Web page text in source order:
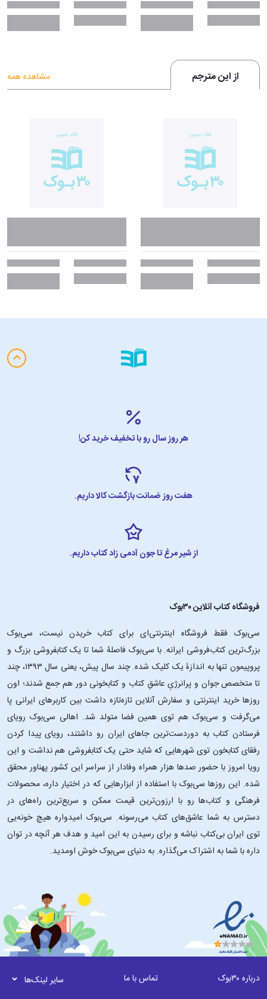
از این مترجم مشاهده همه
هر روز سال رو با تخفیف خرید کن!
هفت روز ضمانت بازگشت کالا داریم.
از شیر مرغ تا جون آدمی زاد کتاب داریم.
فروشگاه کتاب آنلاین ۳۰بوک
سی‌بوک فقط فروشگاه اینترنتی‌ای برای کتاب خریدن نیست، سی‌بوک
بزرگ‌ترین کتاب‌فروشی ایرانه. با سی‌بوک فاصلۀ شما تا یک کتابفروشی بزرگ و
پروپیمون تنها به اندازۀ یک کلیک شده. چند سال پیش، یعنی سال ۱۳۹۳، چند
تا متخصص جوان و پرانرژیِ عاشقِ کتاب و کتابخونی دور هم جمع شدند؛ اون‌
روزها خرید اینترنتی و سفارش آنلاین تازه‌تازه داشت بین کاربرهای ایرانی پا
می‌گرفت و سی‌بوک هم توی همین فضا متولد شد. اهالی سی‌بوک رویای
فرستادن کتاب به دوردست‌ترین جاهای ایران رو داشتند، رویای پیدا کردن
رفقای کتابخون توی شهرهایی که شاید حتی یک کتابفروشی هم نداشت و این
رویا امروز با حضور صدها هزار همراه وفادار از سراسر این کشور پهناور محقق
شده. این ‌روزها سی‌بوک با استفاده از ابزارهایی که در اختیار داره، محصولات
فرهنگی و کتاب‌ها رو با ارزون‌ترین قیمت ممکن و سریع‌ترین راه‌های در
دسترس به شما عاشق‌های کتاب می‌رسونه. سی‌بوک امیدواره هیچ خونه‌یی
توی ایران بی‌کتاب نباشه و برای رسیدن به این امید و هدف هر آنچه در توان
داره با شما به اشتراک می‌گذاره. به دنیای سی‌بوک خوش اومدید.
درباره ۳۰بوک تماس با ما سایر لینک‌ها